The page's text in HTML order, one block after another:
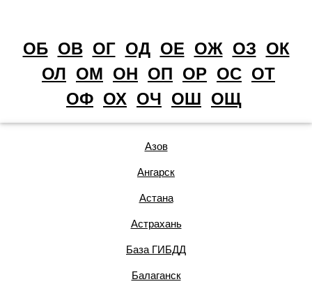
ОБ ОВ ОГ ОД ОЕ ОЖ ОЗ ОК
ОЛ ОМ ОН ОП ОР ОС ОТ
ОФ ОХ ОЧ ОШ ОЩ
Азов
Ангарск
Астана
Астрахань
База ГИБДД
Балаганск